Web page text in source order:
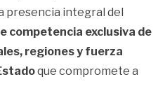
presencia integral del
competencia exclusiva de
regiones y fuerza
que compromete a